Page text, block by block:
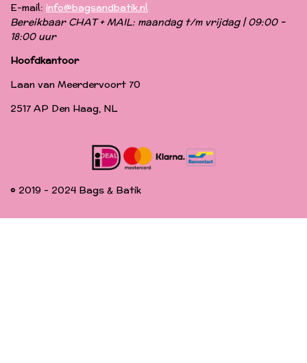
E-mail: info@bagsandbatik.nl
Bereikbaar CHAT + MAIL: maandag t/m vrijdag | 09:00 -
18:00 uur
Hoofdkantoor
Laan van Meerdervoort 70
2517 AP Den Haag, NL
© 2019 - 2024 Bags & Batik